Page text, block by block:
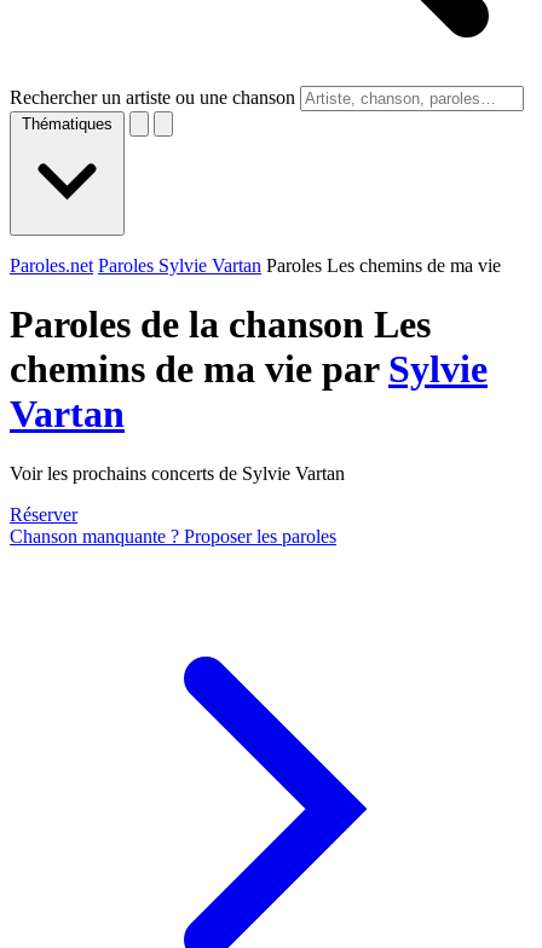
Rechercher un artiste ou une chanson
Thématiques
Paroles.net Paroles Sylvie Vartan Paroles Les chemins de ma vie
Paroles de la chanson Les
chemins de ma vie par Sylvie
Vartan
Voir les prochains concerts de Sylvie Vartan
Réserver
Chanson manquante ? Proposer les paroles